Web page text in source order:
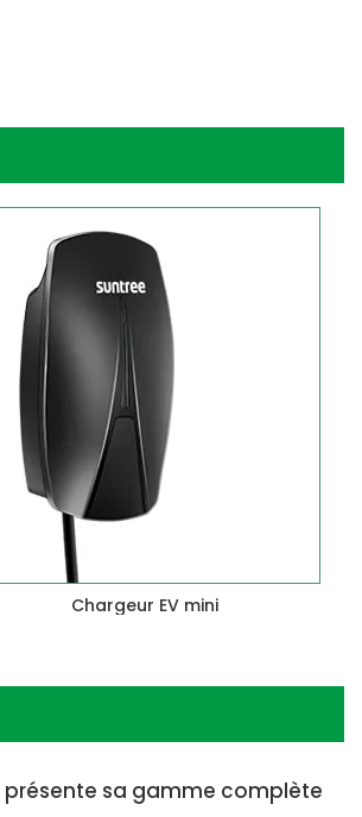
Chargeur EV mini
2026
présente sa gamme complète de